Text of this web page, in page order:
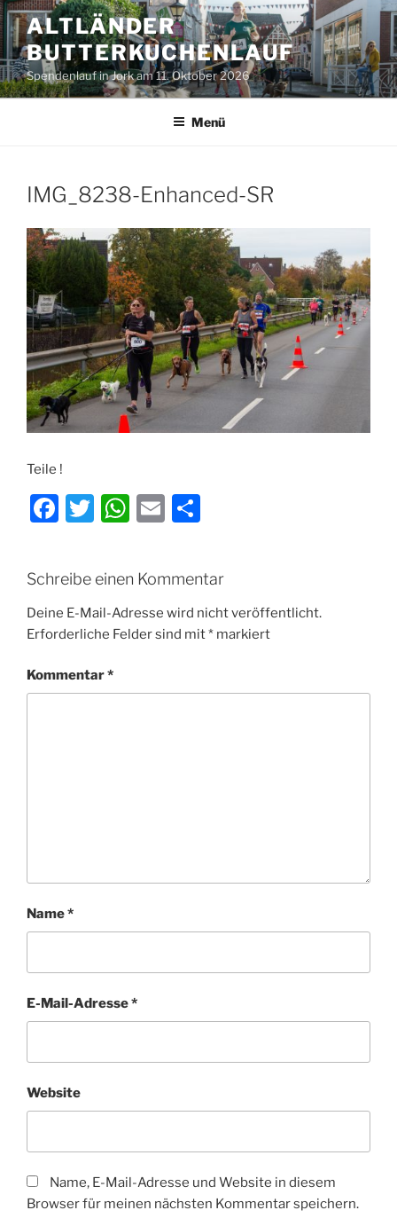
Zum
Inhalt
springen
ALTLÄNDER
BUTTERKUCHENLAUF
Spendenlauf in Jork am 11. Oktober 2026
Menü
IMG_8238-Enhanced-SR
Teile !
F
c
e
b
o
o
T
itt
er
W
at
s
A
p
E
l
le
n
Schreibe einen Kommentar
Deine E-Mail-Adresse wird nicht veröffentlicht.
Erforderliche Felder sind mit* markiert
Kommentar*
Name*
E-Mail-Adresse*
Website
Name, E-Mail-Adresse und Website in diesem
Browser für meinen nächsten Kommentar speichern.